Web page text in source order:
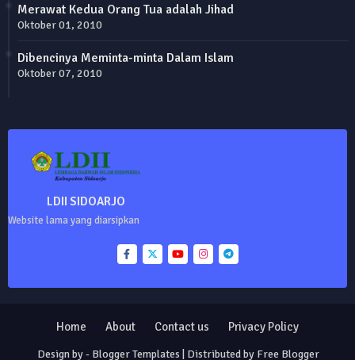
Merawat Kedua Orang Tua adalah Jihad
Oktober 01, 2010
Dibencinya Meminta-minta Dalam Islam
Oktober 07, 2010
LDII SIDOARJO
Website lama yang diarsipkan
Design by - Blogger Templates | Distributed by Free Blogger
Home About Contact us Privacy Policy